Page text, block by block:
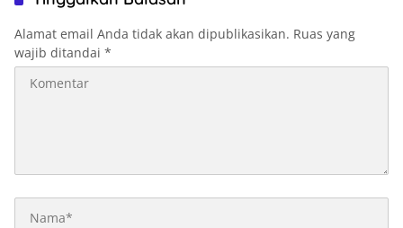
Alamat email Anda tidak akan dipublikasikan. Ruas yang
wajib ditandai *